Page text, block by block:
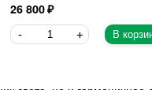
26 800
В